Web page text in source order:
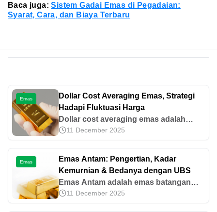
Baca juga:Sistem Gadai Emas di Pegadaian:
Syarat, Cara, dan Biaya Terbaru
Emas
Dollar Cost Averaging Emas, Strategi
Hadapi Fluktuasi Harga
Dollar cost averaging emas adalah
strategi investasi rutin dengan nominal
tetap. Pelajari cara menerapkan dan
simulasinya berikut ini!
11 December 2025
Emas
Emas Antam: Pengertian, Kadar
Kemurnian & Bedanya dengan UBS
Emas Antam adalah emas batangan
produksi PT Aneka Tambang dengan
kemurnian 99,99% (24 karat). Pelajari
11 December 2025